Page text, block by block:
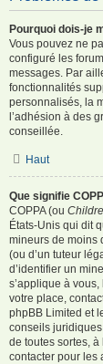
Pourquoi dois-je
Vous pouvez ne
configuré les
messages. Par
fonctionnalités
personnalisés, la
l’adhésion à des
conseillée.
Haut
Que signifie
COPPA (ou
États-Unis qui dit
mineurs de moins
(ou d’un tuteur
d’identifier un
s’applique à
votre place,
phpBB Limited et
conseils
de toutes sortes,
contacter pour les